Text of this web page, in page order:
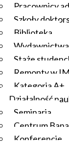
Pracownicy
Szkoły
Biblioteka
Wydawnictwa
Staże
Remonty w
Kategoria A+
Działalność
Seminaria
Centrum
Konferencje